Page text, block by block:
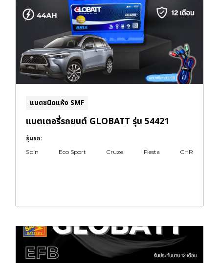
แบตชนิดแห้ง SMF
แบตเตอรี่รถยนต์ GLOBATT รุ่น 54421
รุ่นรถ:
Spin Eco Sport Cruze Fiesta CHR